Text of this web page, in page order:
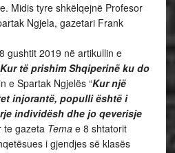
Midis tyre shkëlqejnë Profesor
Ngjela, gazetari Frank
gushtit 2019 në artikullin e
Kur të prishim Shqiperinë ku do
e Spartak Ngjelës “Kur një
injorantë, populli është i
individësh dhe jo qeverisje
te gazeta Tema e 8 shtatorit
i gjendjes së klasës